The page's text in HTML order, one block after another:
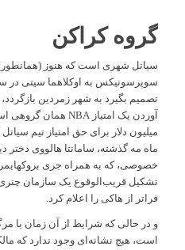
گروه کراکن
سیاتل شهری است که هنوز (همانطور
تصمیم بگیرد به شهر زمردین
ماه مه گذشته، سامانتا هالووی دختر
خصوصی، که به همراه جری بروکهایمر
تشکیل قریب‌الوقوع یک سازمان چتری
فراتر از هاکی را اعلام کرد.
و در حالی که شرایط از آن زمان با
است، هیچ نشانه‌ای وجود ندارد که